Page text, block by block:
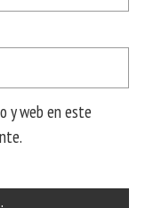
y web en este